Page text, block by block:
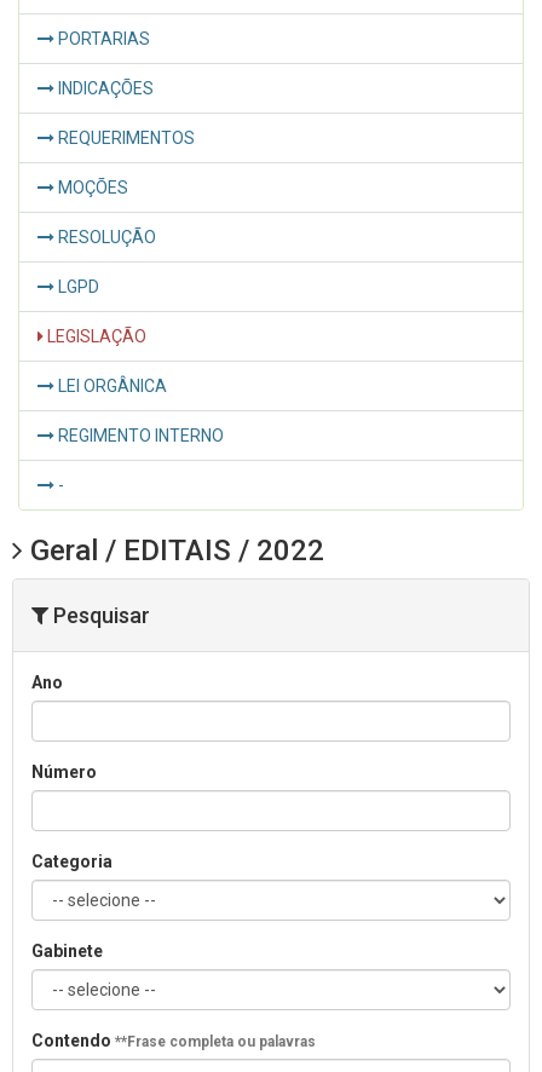
PORTARIAS
INDICAÇÕES
REQUERIMENTOS
MOÇÕES
RESOLUÇÃO
LGPD
LEGISLAÇÃO
LEI ORGÂNICA
REGIMENTO INTERNO
-
Geral / EDITAIS / 2022
Pesquisar
Ano
Número
Categoria
Gabinete
Contendo **Frase completa ou palavras